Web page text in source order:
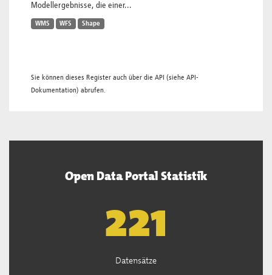
Modellergebnisse, die einer...
WMS WFS Shape
Sie können dieses Register auch über die API (siehe API-
Dokumentation) abrufen.
Open Data Portal Statistik
222
Datensätze